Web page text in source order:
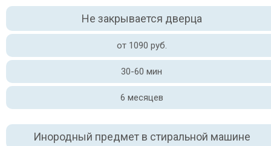
Не закрывается дверца
от 1090 руб.
30-60 мин
6 месяцев
Инородный предмет в стиральной машине